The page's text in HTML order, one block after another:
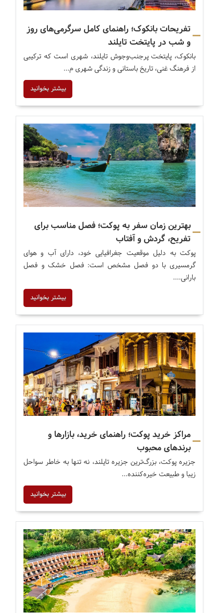
تفریحات بانکوک؛ راهنمای کامل سرگرمی‌های روز
و شب در پایتخت تایلند
بانکوک، پایتخت پرجنب‌وجوش تایلند، شهری است که ترکیبی
از فرهنگ غنی، تاریخ باستانی و زندگی شهری م...
بیشتر بخوانید
بهترین زمان سفر به پوکت؛ فصل مناسب برای
تفریح، گردش و آفتاب
پوکت به دلیل موقعیت جغرافیایی خود، دارای آب و هوای
گرمسیری با دو فصل مشخص است: فصل خشک و فصل
بارانی....
بیشتر بخوانید
مراکز خرید پوکت؛ راهنمای خرید، بازارها و
برندهای محبوب
جزیره پوکت، بزرگ‌ترین جزیره تایلند، نه تنها به خاطر سواحل
زیبا و طبیعت خیره‌کننده...
بیشتر بخوانید